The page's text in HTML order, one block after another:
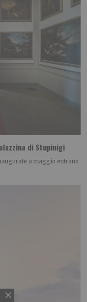
di Stupinigi
a maggio entrano